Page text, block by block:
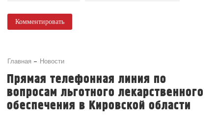
Комментировать
Главная Новости
Прямая телефонная линия по
вопросам льготного лекарственного
обеспечения в Кировской области